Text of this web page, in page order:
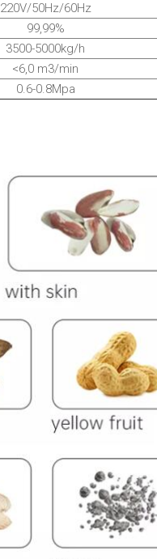
220V/50Hz/60Hz
99,99%
3500-5000kg/h
<6,0 m3/min
0.6-0.8Mpa